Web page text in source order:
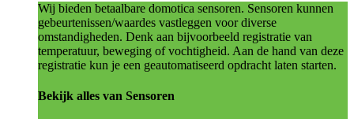
Wij bieden betaalbare domotica sensoren. Sensoren kunnen
gebeurtenissen/waardes vastleggen voor diverse
omstandigheden. Denk aan bijvoorbeeld registratie van
temperatuur, beweging of vochtigheid. Aan de hand van deze
registratie kun je een geautomatiseerd opdracht laten starten.
Bekijk alles van Sensoren